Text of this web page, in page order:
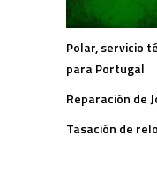
Polar, servicio
para Portugal
Reparación de
Tasación de